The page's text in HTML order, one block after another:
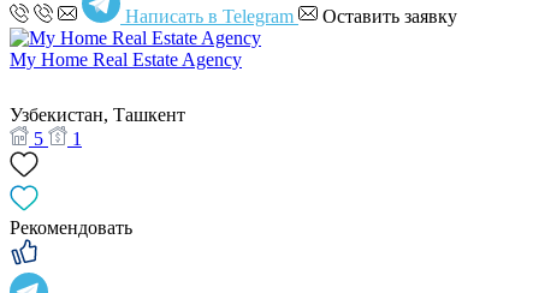
Написать в Telegram Оставить заявку
My Home Real Estate Agency
Узбекистан, Ташкент
5
1
Рекомендовать